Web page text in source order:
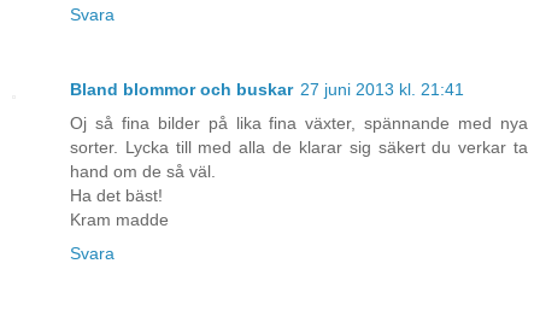
Svara
Bland blommor och buskar 27 juni 2013 kl. 21:41
Oj så fina bilder på lika fina växter, spännande med nya
sorter. Lycka till med alla de klarar sig säkert du verkar ta
hand om de så väl.
Ha det bäst!
Kram madde
Svara